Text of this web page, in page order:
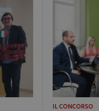
IL CONCORSO